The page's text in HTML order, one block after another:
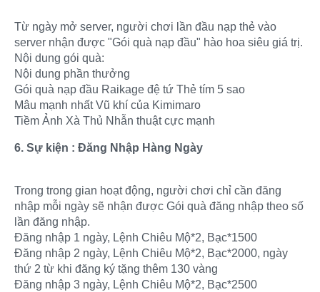
Từ ngày mở server, người chơi lần đầu nạp thẻ vào
server nhận được "Gói quà nạp đầu" hào hoa siêu giá trị.
Nội dung gói quà:
Nội dung phần thưởng
Gói quà nạp đầu Raikage đệ tứ Thẻ tím 5 sao
Mâu mạnh nhất Vũ khí của Kimimaro
Tiềm Ảnh Xà Thủ Nhẫn thuật cực mạnh
6. Sự kiện : Đăng Nhập Hàng Ngày
Trong trong gian hoạt động, người chơi chỉ cần đăng
nhập mỗi ngày sẽ nhận được Gói quà đăng nhập theo số
lần đăng nhập.
Đăng nhập 1 ngày, Lệnh Chiêu Mộ*2, Bạc*1500
Đăng nhập 2 ngày, Lệnh Chiêu Mộ*2, Bạc*2000, ngày
thứ 2 từ khi đăng ký tặng thêm 130 vàng
Đăng nhập 3 ngày, Lệnh Chiêu Mộ*2, Bạc*2500